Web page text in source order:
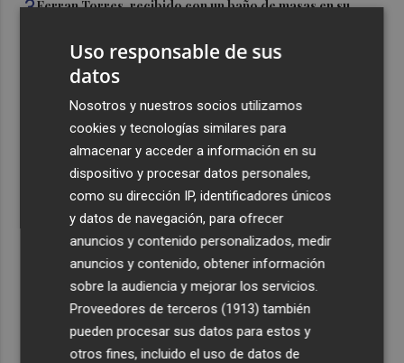
3Ferran Torres, recibido con un baño de masas en su
Foios se vuelca con Ferran Torres
Las '200 vidas' que llevaron a Paco Rabal de Águilas a la
cima del cine: un documental recupera la voz y la mirada
del actor
Recibe toda la actualidad de
Plaza Podcast en tu correo
Quiero suscribirme
Uso responsable de sus
datos
Nosotros y nuestros socios utilizamos
cookies y tecnologías similares para
almacenar y acceder a información en su
dispositivo y procesar datos personales,
como su dirección IP, identificadores únicos
y datos de navegación, para ofrecer
anuncios y contenido personalizados, medir
anuncios y contenido, obtener información
sobre la audiencia y mejorar los servicios.
Proveedores de terceros (1913) también
pueden procesar sus datos para estos y
otros fines, incluido el uso de datos de